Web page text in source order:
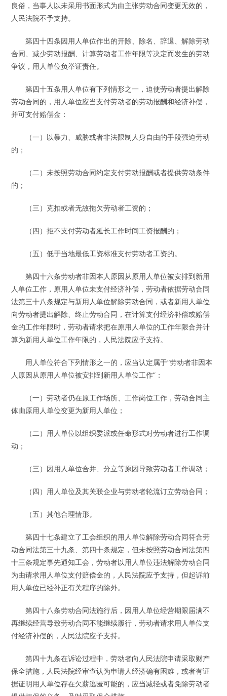
良俗，当事人以未采用书面形式为由主张劳动合同变更无效的，
人民法院不予支持。
第四十四条因用人单位作出的开除、除名、辞退、解除劳动
合同、减少劳动报酬、计算劳动者工作年限等决定而发生的劳动
争议，用人单位负举证责任。
第四十五条用人单位有下列情形之一，迫使劳动者提出解除
劳动合同的，用人单位应当支付劳动者的劳动报酬和经济补偿，
并可支付赔偿金：
（一）以暴力、威胁或者非法限制人身自由的手段强迫劳动
的；
（二）未按照劳动合同约定支付劳动报酬或者提供劳动条件
的；
（三）克扣或者无故拖欠劳动者工资的；
（四）拒不支付劳动者延长工作时间工资报酬的；
（五）低于当地最低工资标准支付劳动者工资的。
第四十六条劳动者非因本人原因从原用人单位被安排到新用
人单位工作，原用人单位未支付经济补偿，劳动者依据劳动合同
法第三十八条规定与新用人单位解除劳动合同，或者新用人单位
向劳动者提出解除、终止劳动合同，在计算支付经济补偿或赔偿
金的工作年限时，劳动者请求把在原用人单位的工作年限合并计
算为新用人单位工作年限的，人民法院应予支持。
用人单位符合下列情形之一的，应当认定属于“劳动者非因本
人原因从原用人单位被安排到新用人单位工作”：
（一）劳动者仍在原工作场所、工作岗位工作，劳动合同主
体由原用人单位变更为新用人单位；
（二）用人单位以组织委派或任命形式对劳动者进行工作调
动；
（三）因用人单位合并、分立等原因导致劳动者工作调动；
（四）用人单位及其关联企业与劳动者轮流订立劳动合同；
（五）其他合理情形。
第四十七条建立了工会组织的用人单位解除劳动合同符合劳
动合同法第三十九条、第四十条规定，但未按照劳动合同法第四
十三条规定事先通知工会，劳动者以用人单位违法解除劳动合同
为由请求用人单位支付赔偿金的，人民法院应予支持，但起诉前
用人单位已经补正有关程序的除外。
第四十八条劳动合同法施行后，因用人单位经营期限届满不
再继续经营导致劳动合同不能继续履行，劳动者请求用人单位支
付经济补偿的，人民法院应予支持。
第四十九条在诉讼过程中，劳动者向人民法院申请采取财产
保全措施，人民法院经审查认为申请人经济确有困难，或者有证
据证明用人单位存在欠薪逃匿可能的，应当减轻或者免除劳动者